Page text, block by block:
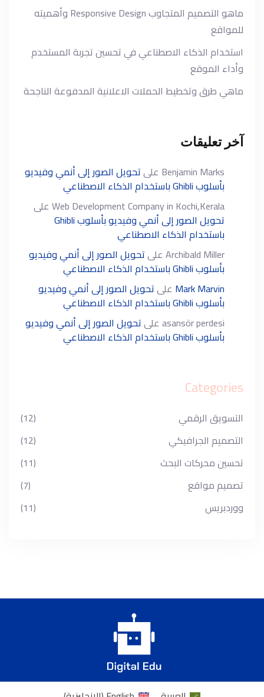
ماهو التصميم المتجاوب Responsive Design وأهميته
للمواقع
استخدام الذكاء الاصطناعي في تحسين تجربة المستخدم
وأداء الموقع
ماهي طرق وتخطيط الحملات الاعلانية المدفوعة الناجحة
آخر تعليقات
Benjamin Marks علىتحويل الصور إلى أنمي وفيديو
بأسلوب Ghibli باستخدام الذكاء الاصطناعي
Web Development Company in Kochi,Keralaعلى
تحويل الصور إلى أنمي وفيديو بأسلوب Ghibli
باستخدام الذكاء الاصطناعي
Archibald Millerعلىتحويل الصور إلى أنمي وفيديو
بأسلوب Ghibli باستخدام الذكاء الاصطناعي
Mark Marvin علىتحويل الصور إلى أنمي وفيديو
بأسلوب Ghibli باستخدام الذكاء الاصطناعي
asansör perdesiعلىتحويل الصور إلى أنمي وفيديو
بأسلوب Ghibli باستخدام الذكاء الاصطناعي
Categories
التسويق الرقمي
(12)
التصميم الجرافيكي
(12)
تحسين محركات البحث
(11)
تصميم مواقع
(7)
ووردبريس
(11)